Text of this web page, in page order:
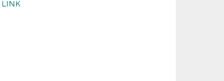
LINK